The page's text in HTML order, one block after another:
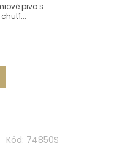
pivo s
Kód: 74850S